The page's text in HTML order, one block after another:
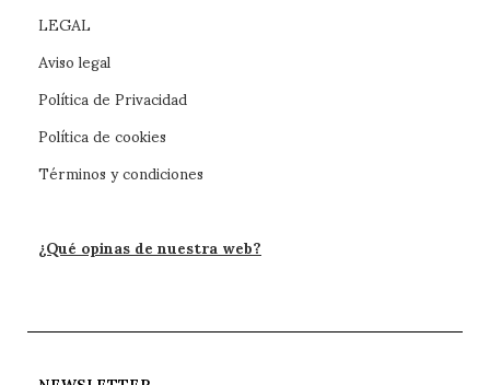
LEGAL
Aviso legal
Política de Privacidad
Política de cookies
Términos y condiciones
¿Qué opinas de nuestra web?